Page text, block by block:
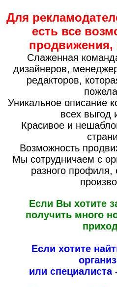
Для
есть все
продвижения,
Слаженная
дизайнеров,
редакторов,
Уникальное описание
всех выгод
Красивое и
Возможность
Мы сотрудничаем с
разного профиля,
Если Вы хотите
получить много
Если хотите
или специалиста